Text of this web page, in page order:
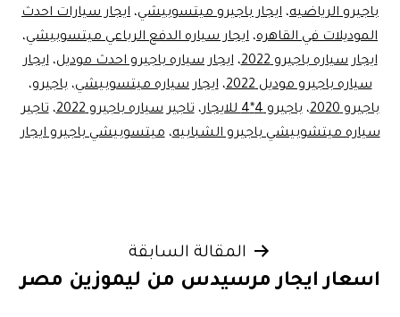
باجيرو الرياضيه، ايجار باجيرو ميتسوبيشي، ايجار سيارات احدث
الموديلات في القاهره، ايجار سياره الدفع الرباعي ميتسوبيشي،
ايجار سياره باجيرو 2022
،ايجار سياره باجيرو احدث موديل،ايجار
سياره باجيرو موديل 2022
،ايجار سياره ميتسوبيشي،باجيرو،
باجيرو 2020
،باجيرو 4*4 للايجار ،تاجير سياره باجيرو 2022 ،تاجير
سياره ميتشوبيشي باجيرو الشبابيه،ميتسوبيشي باجيرو ايجار
المقالات
المقالة السابقة
اسعار ايجار مرسيدس من ليموزين مصر